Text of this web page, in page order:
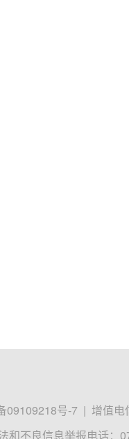
09109218号-7 | 增值电
和不良信息举报电话：